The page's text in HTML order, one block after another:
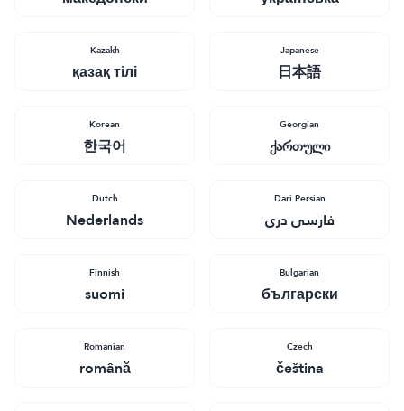
Kazakh
қазақ тілі
Japanese
日本語
Korean
한국어
Georgian
ქართული
Dutch
Nederlands
Dari Persian
فارسی دری
Finnish
suomi
Bulgarian
български
Romanian
română
Czech
čeština